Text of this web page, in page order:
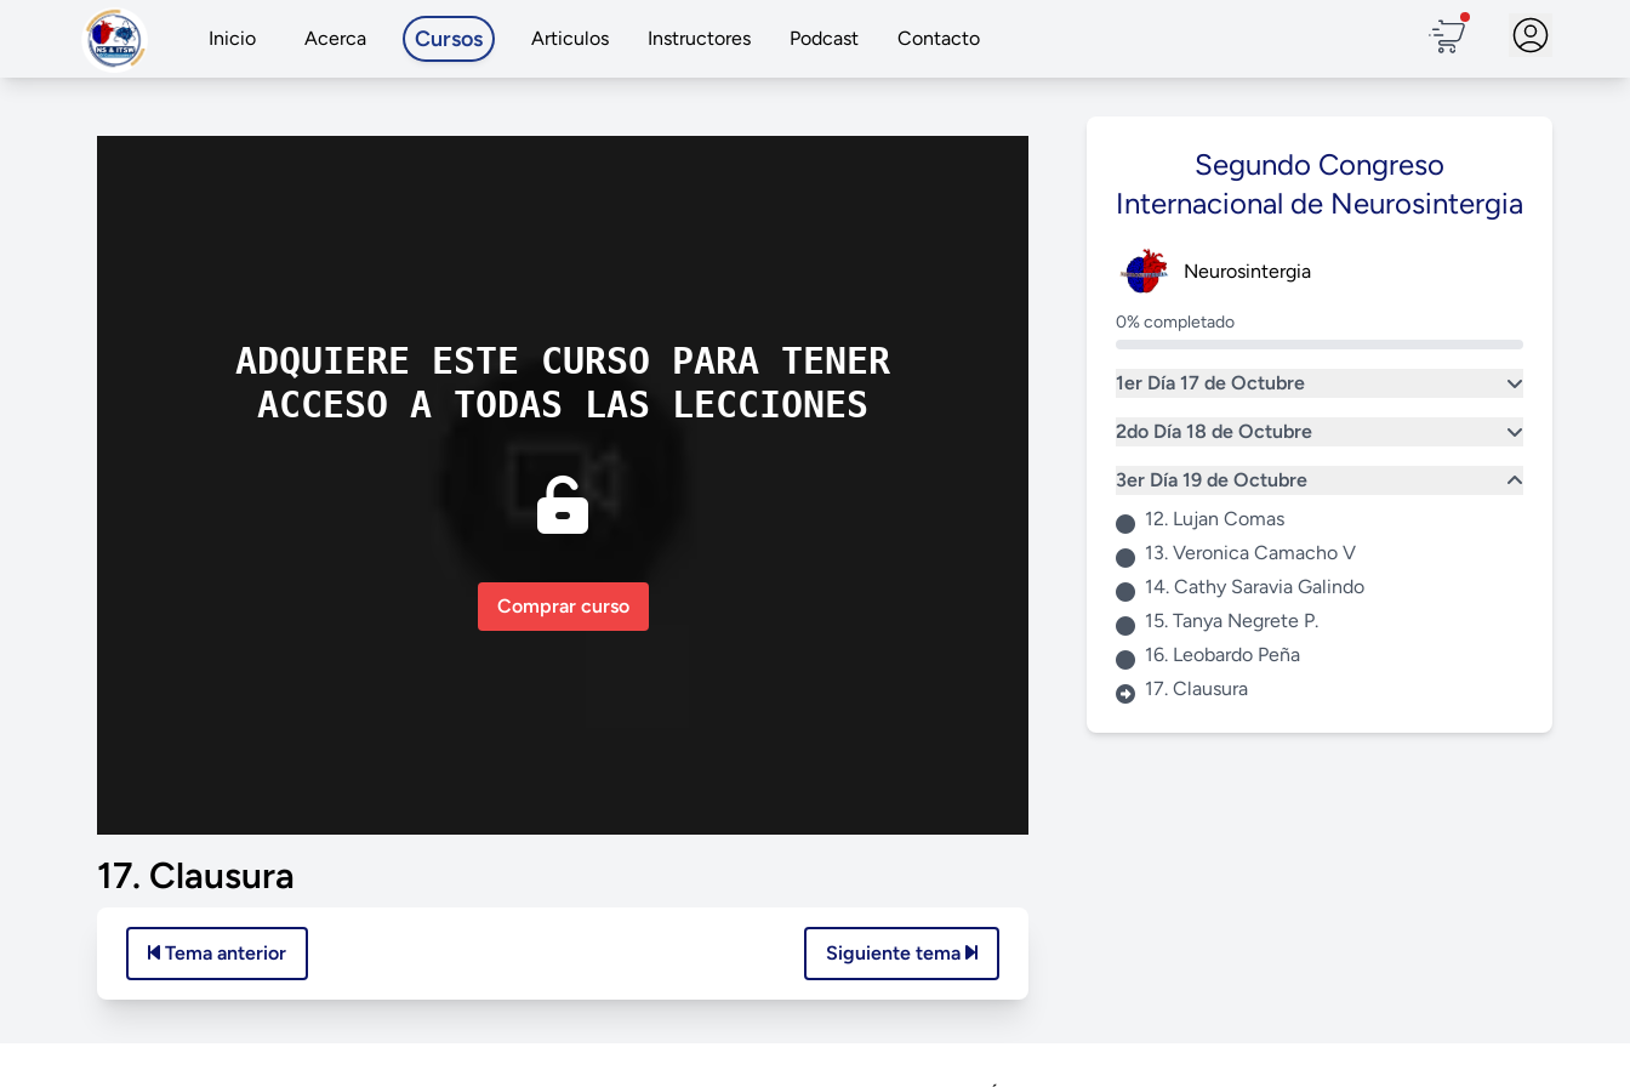
Inicio Acerca Cursos Articulos Instructores Podcast Contacto
ADQUIERE ESTE CURSO PARA TENER
ACCESO A TODAS LAS LECCIONES
Comprar curso
17. Clausura
Tema anterior Siguiente tema
Segundo Congreso
Internacional de Neurosintergia
Neurosintergia
0% completado
1er Día 17 de Octubre
2do Día 18 de Octubre
3er Día 19 de Octubre
12. Lujan Comas
13. Veronica Camacho V
14. Cathy Saravia Galindo
15. Tanya Negrete P.
16. Leobardo Peña
17. Clausura